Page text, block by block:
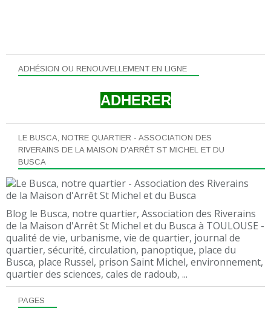
LE BUSCA, NOTRE QUARTIER - ASSOCIATION DES
RIVERAINS DE LA MAISON D'ARRÊT ST MICHEL ET DU
BUSCA
Blog le Busca, notre quartier, Association des Riverains
de la Maison d'Arrêt St Michel et du Busca à TOULOUSE -
qualité de vie, urbanisme, vie de quartier, journal de
quartier, sécurité, circulation, panoptique, place du
Busca, place Russel, prison Saint Michel, environnement,
quartier des sciences, cales de radoub, ...
PAGES
ADHÉSION OU RENOUVELLEMENT EN LIGNE
ADHERER